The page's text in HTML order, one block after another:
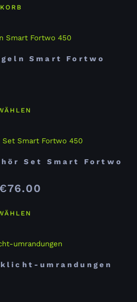
Smart Fortwo
Set Smart Fortwo
76.00
umrandungen